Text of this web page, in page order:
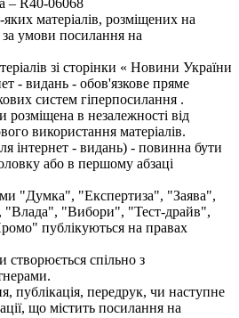
– R40-06068
матеріалів, розміщених на
за умови посилання на
зі сторінки « Новини України
- видань - обов'язкове пряме
систем гіперпосилання .
в незалежності від
використання матеріалів.
інтернет - видань) - повинна бути
або в першому абзаці
"Думка", "Експертиза", "Заява",
"Влада", "Вибори", "Тест-драйв",
публікуються на правах
створюється спільно з
публікація, передрук, чи наступне
що містить посилання на